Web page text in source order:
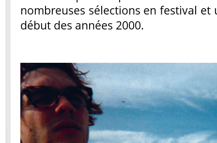
nombreuses sélections en festival et
début des années 2000.